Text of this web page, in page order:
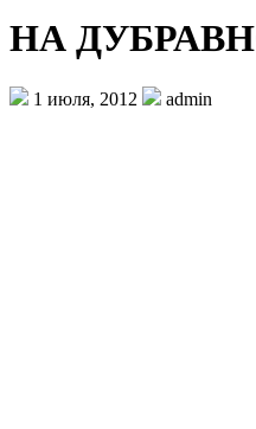
НА
1 июля, 2012 admin